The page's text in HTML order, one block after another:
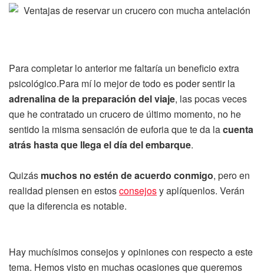
Para completar lo anterior me faltaría un beneficio extra
psicológico.Para mí lo mejor de todo es poder sentir la
adrenalina de la preparación del viaje, las pocas veces
que he contratado un crucero de último momento, no he
sentido la misma sensación de euforia que te da lacuenta
atrás hasta que llega el día del embarque.
Quizás muchos no estén de acuerdo conmigo, pero en
realidad piensen en estosconsejosy aplíquenlos. Verán
que la diferencia es notable.
Hay muchísimos consejos y opiniones con respecto a este
tema. Hemos visto en muchas ocasiones que queremos